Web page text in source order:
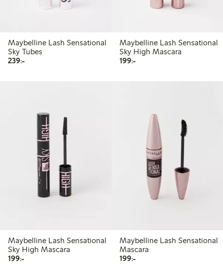
Maybelline Lash Sensational
Sky Tubes
239:-239,00 kr
Maybelline Lash Sensational
Sky High Mascara
199:-199,00 kr
Maybelline Lash Sensational
Sky High Mascara
199:-199,00 kr
Maybelline Lash Sensational
Mascara
199:-199,00 kr